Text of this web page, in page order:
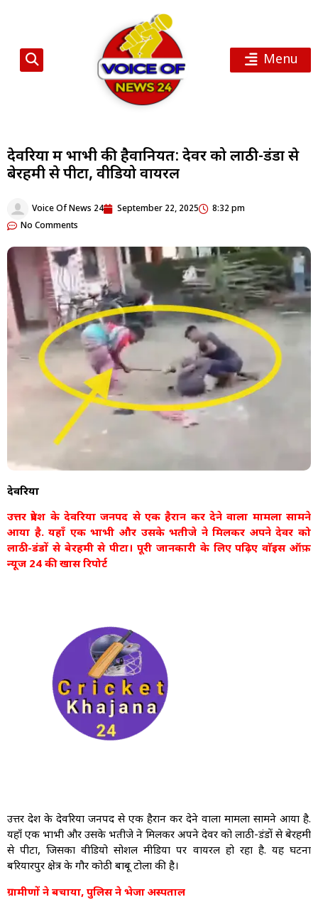
Menu
देवरिया में भाभी की हैवानियत: देवर को लाठी-डंडों से
बेरहमी से पीटा, वीडियो वायरल
Voice Of News 24 September 22, 2025
8:32 pm
No Comments
देवरिया
उत्तर प्रदेश के देवरिया जनपद से एक हैरान कर देने वाला मामला सामने
आया है. यहाँ एक भाभी और उसके भतीजे ने मिलकर अपने देवर को
लाठी-डंडों से बेरहमी से पीटा। पूरी जानकारी के लिए पढ़िए वाॅइस ऑफ़
न्यूज 24 की खास रिपोर्ट
उत्तर प्रदेश के देवरिया जनपद से एक हैरान कर देने वाला मामला सामने आया है.
यहाँ एक भाभी और उसके भतीजे ने मिलकर अपने देवर को लाठी-डंडों से बेरहमी
से पीटा, जिसका वीडियो सोशल मीडिया पर वायरल हो रहा है. यह घटना
बरियारपुर क्षेत्र के गौर कोठी बाबू टोला की है।
ग्रामीणों ने बचाया, पुलिस ने भेजा अस्पताल